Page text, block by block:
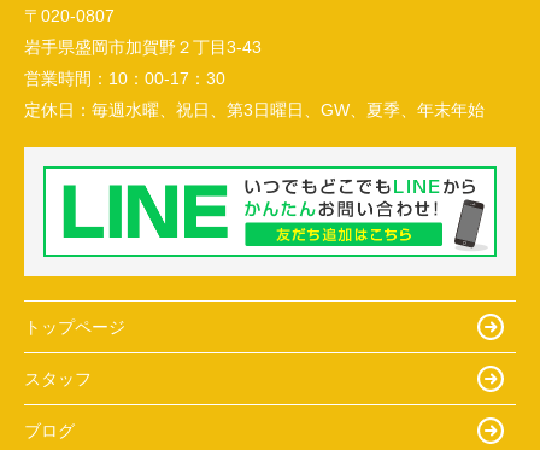
〒020-0807
岩手県盛岡市加賀野２丁目3-43
営業時間： 10：00-17：30
定休日： 毎週水曜、祝日、第3日曜日、GW、夏季、年末年始
トップページ
スタッフ
ブログ